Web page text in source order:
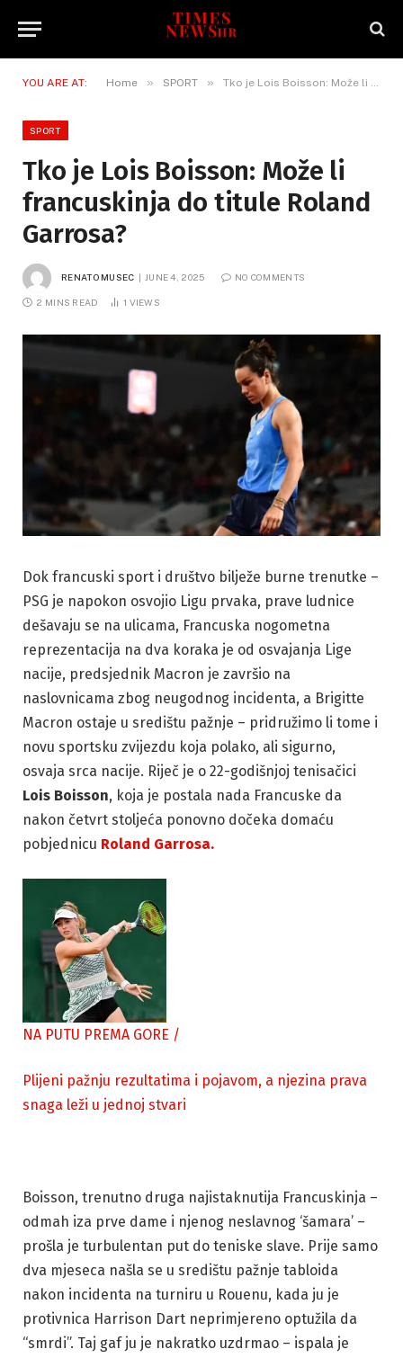
YOU ARE AT: Home » SPORT » Tko je Lois Boisson: Može li francuskinja do titule Roland Garrosa?
SPORT
Tko je Lois Boisson: Može li
francuskinja do titule Roland
Garrosa?
RENATO MUSEC JUNE 4, 2025 NO COMMENTS
2 MINS READ 1 VIEWS
Dok francuski sport i društvo bilježe burne trenutke –
PSG je napokon osvojio Ligu prvaka, prave ludnice
dešavaju se na ulicama, Francuska nogometna
reprezentacija na dva koraka je od osvajanja Lige
nacije, predsjednik Macron je završio na
naslovnicama zbog neugodnog incidenta, a Brigitte
Macron ostaje u središtu pažnje – pridružimo li tome i
novu sportsku zvijezdu koja polako, ali sigurno,
osvaja srca nacije. Riječ je o 22-godišnjoj tenisačici
Lois Boisson, koja je postala nada Francuske da
nakon četvrt stoljeća ponovno dočeka domaću
pobjednicu Roland Garrosa.
NA PUTU PREMA GORE /
Plijeni pažnju rezultatima i pojavom, a njezina prava
snaga leži u jednoj stvari
Boisson, trenutno druga najistaknutija Francuskinja –
odmah iza prve dame i njenog neslavnog ‘šamara’ –
prošla je turbulentan put do teniske slave. Prije samo
dva mjeseca našla se u središtu pažnje tabloida
nakon incidenta na turniru u Rouenu, kada ju je
protivnica Harrison Dart neprimjereno optužila da
“smrdi”. Taj gaf ju je nakratko uzdrmao – ispala je